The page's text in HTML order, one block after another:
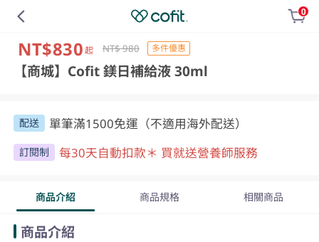
0
NT$830 起 NT$ 980 多件優惠
【商城】Cofit 鎂日補給液 30ml
配送 單筆滿1500免運（不適用海外配送）
訂閱制 每30天自動扣款＊ 買就送營養師服務
商品介紹 商品規格 相關商品
商品介紹